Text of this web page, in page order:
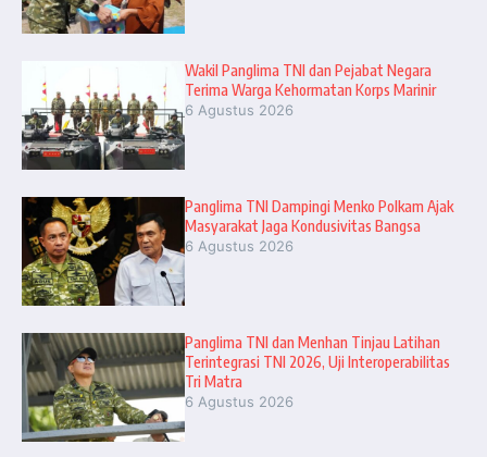
Wakil Panglima TNI dan Pejabat Negara
Terima Warga Kehormatan Korps Marinir
6 Agustus 2026
Panglima TNI Dampingi Menko Polkam Ajak
Masyarakat Jaga Kondusivitas Bangsa
6 Agustus 2026
Panglima TNI dan Menhan Tinjau Latihan
Terintegrasi TNI 2026, Uji Interoperabilitas
Tri Matra
6 Agustus 2026